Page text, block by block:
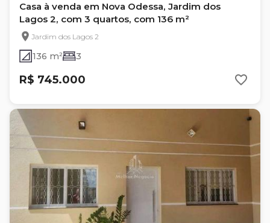
Casa à venda em Nova Odessa, Jardim dos
Lagos 2, com 3 quartos, com 136 m²
Jardim dos Lagos 2
136 m² 3
R$ 745.000